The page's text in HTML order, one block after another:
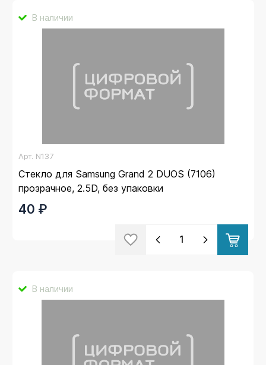
В наличии
Арт. N137
Стекло для Samsung Grand 2 DUOS (7106)
прозрачное, 2.5D, без упаковки
40 ₽
В наличии